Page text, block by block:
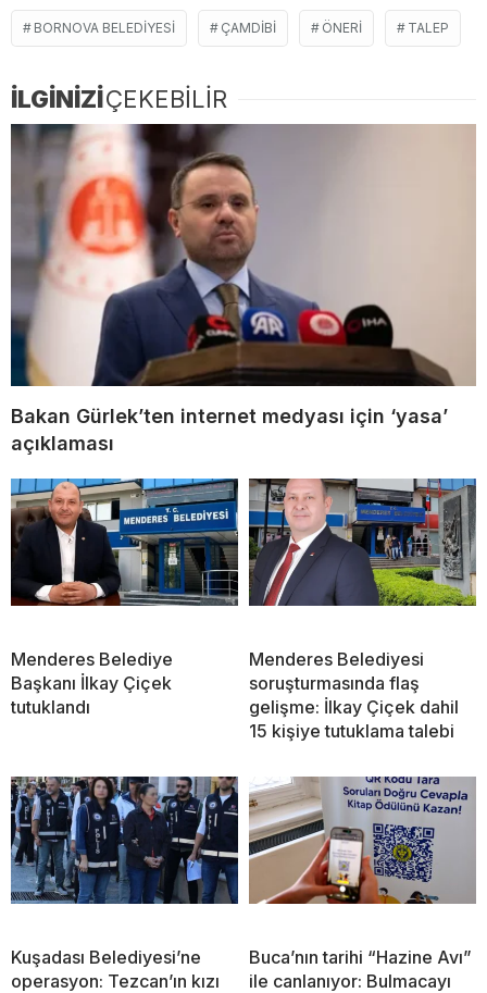
BORNOVA BELEDIYESI ÇAMDIBI ÖNERI TALEP
İLGİNİZİÇEKEBİLİR
Bakan Gürlek’ten internet medyası için ‘yasa’
açıklaması
Menderes Belediye
Başkanı İlkay Çiçek
tutuklandı
Menderes Belediyesi
soruşturmasında flaş
gelişme: İlkay Çiçek dahil
15 kişiye tutuklama talebi
Kuşadası Belediyesi’ne
operasyon: Tezcan’ın kızı
Buca’nın tarihi “Hazine Avı”
ile canlanıyor: Bulmacayı